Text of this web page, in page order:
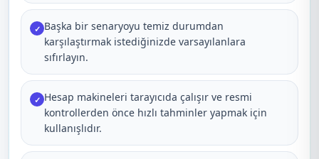
✓ Başka bir senaryoyu temiz durumdan
karşılaştırmak istediğinizde varsayılanlara
sıfırlayın.
✓ Hesap makineleri tarayıcıda çalışır ve resmi
kontrollerden önce hızlı tahminler yapmak için
kullanışlıdır.